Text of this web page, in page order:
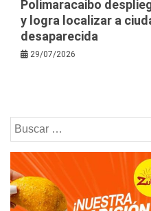
Polimaracaibo
y logra localizar a
desaparecida
29/07/2026
Buscar: